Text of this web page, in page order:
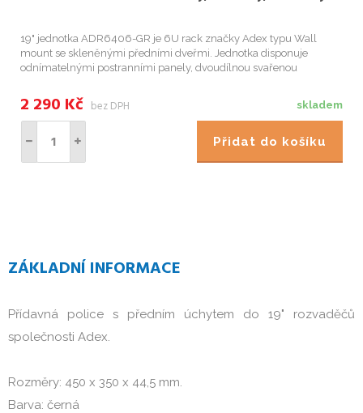
19" jednotka ADR6406-GR je 6U rack značky Adex typu Wall
mount se skleněnými předními dveřmi. Jednotka disponuje
odnímatelnými postranními panely, dvoudílnou svařenou
protažení kabelů na horním ...
skladem
2 290 Kč bez DPH
Přidat do košíku
ZÁKLADNÍ INFORMACE
Přídavná police s předním úchytem do 19" rozvaděčů
společnosti Adex.
Rozměry: 450 x 350 x 44,5 mm.
Barva: černá